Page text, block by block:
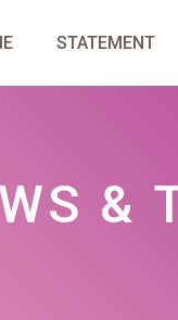
STATEMENT
&